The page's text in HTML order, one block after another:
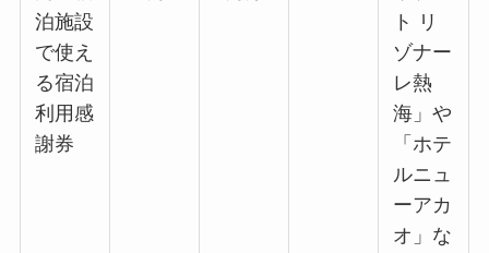
泊施設
で使え
る宿泊
利用感
謝券
ト リ
ゾナー
レ熱
海」や
「ホテ
ルニュ
ーアカ
オ」な